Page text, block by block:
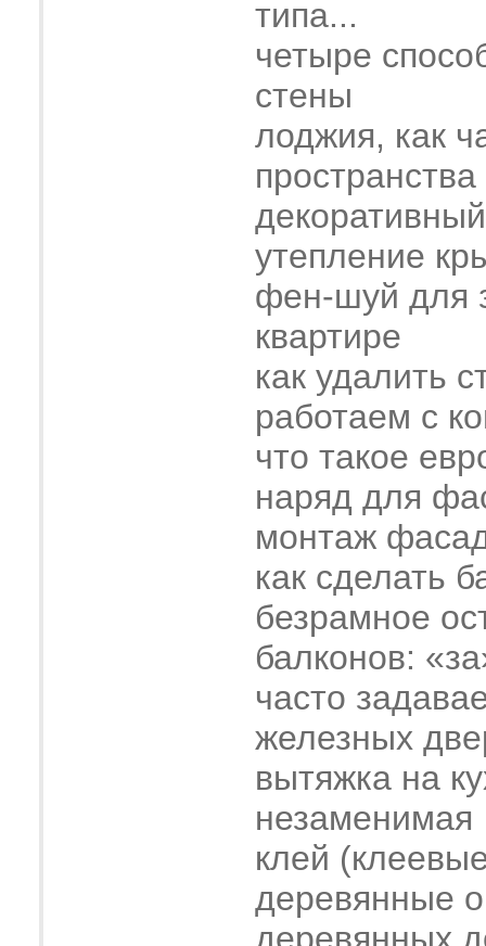
типа...
четыре
стены
лоджия, как
пространства
утепление
фен-шуй для
квартире
как удалить
работаем с
что такое
наряд для
монтаж
как сделать
безрамное
балконов:
часто
железных
вытяжка на
незаменимая
клей
деревянные